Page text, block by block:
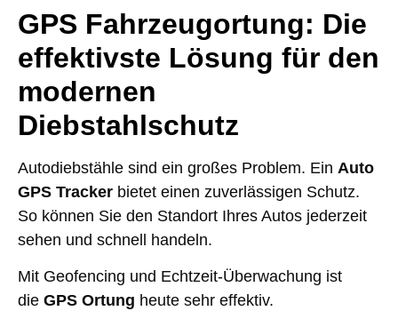
GPS Fahrzeugortung: Die
effektivste Lösung für den
modernen
Diebstahlschutz
Autodiebstähle sind ein großes Problem. Ein Auto
GPS Tracker bietet einen zuverlässigen Schutz.
So können Sie den Standort Ihres Autos jederzeit
sehen und schnell handeln.
Mit Geofencing und Echtzeit-Überwachung ist
die GPS Ortung heute sehr effektiv.